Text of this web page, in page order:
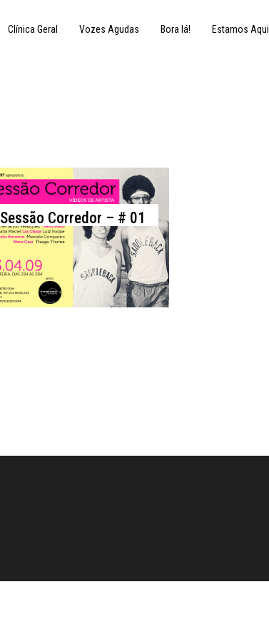
Clínica Geral Vozes Agudas Bora lá! Estamos Aqui
3 de abril de 2009
Sessão Corredor – # 01